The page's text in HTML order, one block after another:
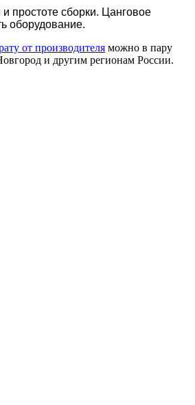
простоте сборки. Цанговое
оборудование.
от производителя можно в пару
и другим регионам России.